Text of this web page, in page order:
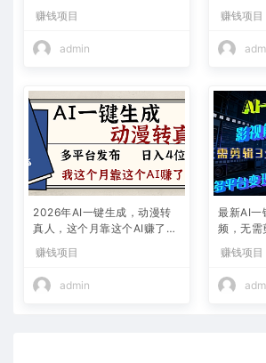
2w+
赚钱项目
admin
略）
赚钱项目
2026年AI一键生成，动漫转
真人，这个月靠这个AI赚了2
赚钱项目
admin
最新AI一
频，无需
+
赚钱项目